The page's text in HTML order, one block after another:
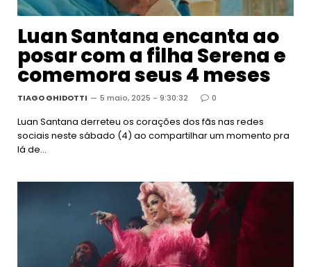
Luan Santana encanta ao
posar com a filha Serena e
comemora seus 4 meses
TIAGO GHIDOTTI 5 maio, 2025 - 9:30:32 0
Luan Santana derreteu os corações dos fãs nas redes
sociais neste sábado (4) ao compartilhar um momento pra
lá de…